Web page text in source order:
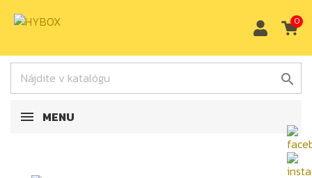

0
MENU